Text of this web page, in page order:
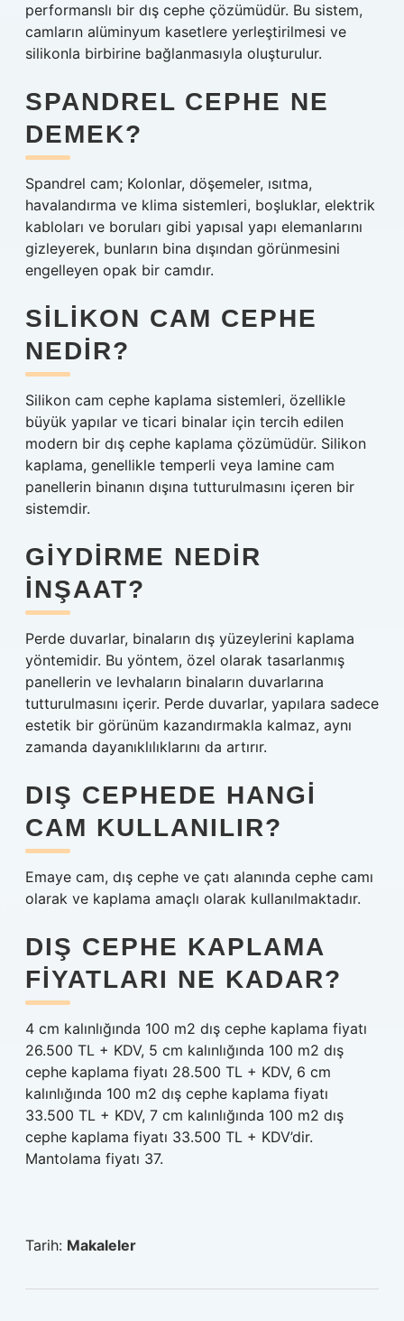
performanslı bir dış cephe çözümüdür. Bu sistem,
camların alüminyum kasetlere yerleştirilmesi ve
silikonla birbirine bağlanmasıyla oluşturulur.
SPANDREL CEPHE NE
DEMEK?
Spandrel cam; Kolonlar, döşemeler, ısıtma,
havalandırma ve klima sistemleri, boşluklar, elektrik
kabloları ve boruları gibi yapısal yapı elemanlarını
gizleyerek, bunların bina dışından görünmesini
engelleyen opak bir camdır.
SILIKON CAM CEPHE
NEDIR?
Silikon cam cephe kaplama sistemleri, özellikle
büyük yapılar ve ticari binalar için tercih edilen
modern bir dış cephe kaplama çözümüdür. Silikon
kaplama, genellikle temperli veya lamine cam
panellerin binanın dışına tutturulmasını içeren bir
sistemdir.
GIYDIRME NEDIR
INŞAAT?
Perde duvarlar, binaların dış yüzeylerini kaplama
yöntemidir. Bu yöntem, özel olarak tasarlanmış
panellerin ve levhaların binaların duvarlarına
tutturulmasını içerir. Perde duvarlar, yapılara sadece
estetik bir görünüm kazandırmakla kalmaz, aynı
zamanda dayanıklılıklarını da artırır.
DIŞ CEPHEDE HANGI
CAM KULLANILIR?
Emaye cam, dış cephe ve çatı alanında cephe camı
olarak ve kaplama amaçlı olarak kullanılmaktadır.
DIŞ CEPHE KAPLAMA
FIYATLARI NE KADAR?
4 cm kalınlığında 100 m2 dış cephe kaplama fiyatı
26.500 TL + KDV, 5 cm kalınlığında 100 m2 dış
cephe kaplama fiyatı 28.500 TL + KDV, 6 cm
kalınlığında 100 m2 dış cephe kaplama fiyatı
33.500 TL + KDV, 7 cm kalınlığında 100 m2 dış
cephe kaplama fiyatı 33.500 TL + KDV’dir.
Mantolama fiyatı 37.
Tarih: Makaleler